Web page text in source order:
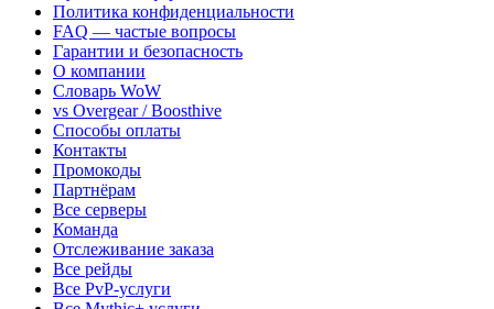
Политика конфиденциальности
FAQ — частые вопросы
Гарантии и безопасность
О компании
Словарь WoW
vs Overgear / Boosthive
Способы оплаты
Контакты
Промокоды
Партнёрам
Все серверы
Команда
Отслеживание заказа
Все рейды
Все PvP-услуги